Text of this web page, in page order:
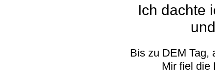
Ich dachte
Bis zu DEM Tag,
Mir fiel die